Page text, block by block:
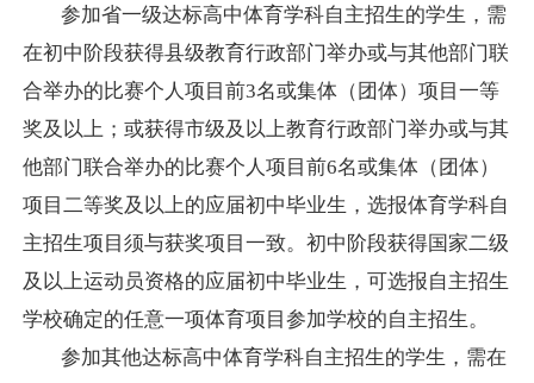
参加省一级达标高中体育学科自主招生的学生，需
在初中阶段获得县级教育行政部门举办或与其他部门联
合举办的比赛个人项目前3名或集体（团体）项目一等
奖及以上；或获得市级及以上教育行政部门举办或与其
他部门联合举办的比赛个人项目前6名或集体（团体）
项目二等奖及以上的应届初中毕业生， 选报体育学科自
主招生项目须与获奖项目一致。初中阶段获得国家二级
及以上运动员资格的应届初中毕业生，可选报自主招生
学校确定的任意一项体育项目参加学校的自主招生。
参加其他达标高中体育学科自主招生的学生，需在